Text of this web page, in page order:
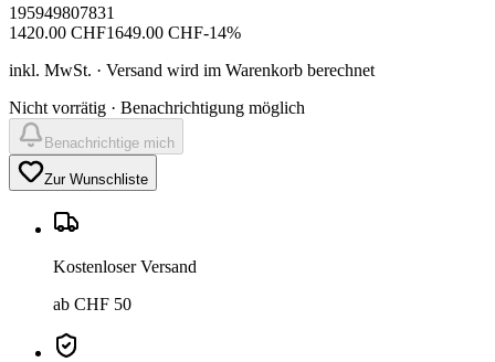
195949807831
1420.00 CHF1649.00 CHF-14%
inkl. MwSt. · Versand wird im Warenkorb berechnet
Nicht vorrätig · Benachrichtigung möglich
Benachrichtige mich
Zur Wunschliste
Kostenloser Versand
ab CHF 50